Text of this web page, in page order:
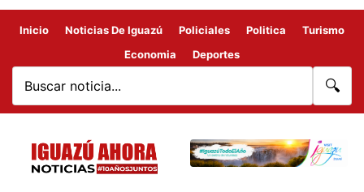
Inicio Noticias De Iguazú Policiales Politica
Turismo
Economia
Deportes
🔍